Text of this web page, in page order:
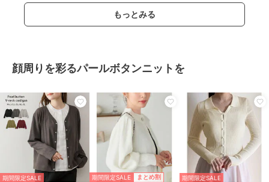
もっとみる
顔周りを彩るパールボタンニットを
期間限定SALE 期間限定SALE まとめ割 期間限定SALE